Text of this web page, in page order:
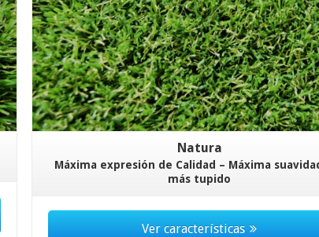
Natura
Máxima expresión de Calidad – Máxima
más tupido
Ver características